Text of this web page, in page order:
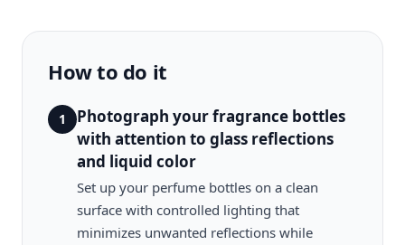
How to do it
1
Photograph your fragrance bottles
with attention to glass reflections
and liquid color
Set up your perfume bottles on a clean
surface with controlled lighting that
minimizes unwanted reflections while